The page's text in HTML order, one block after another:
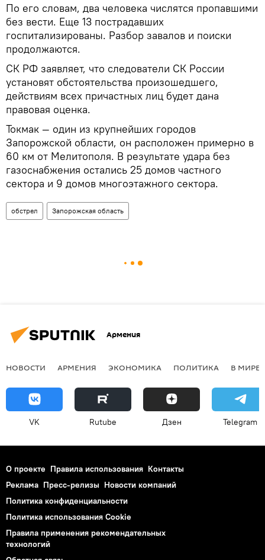
По его словам, два человека числятся пропавшими
без вести. Еще 13 пострадавших
госпитализированы. Разбор завалов и поиски
продолжаются.
СК РФ заявляет, что следователи СК России
установят обстоятельства произошедшего,
действиям всех причастных лиц будет дана
правовая оценка.
Токмак — один из крупнейших городов
Запорожской области, он расположен примерно в
60 км от Мелитополя. В результате удара без
газоснабжения остались 25 домов частного
сектора и 9 домов многоэтажного сектора.
обстрел Запорожская область
Армения
НОВОСТИ АРМЕНИЯ ЭКОНОМИКА ПОЛИТИКА В МИРЕ
VK Rutube Дзен Telegram
О проекте Правила использования Контакты
Реклама Пресс-релизы Новости компаний
Политика конфиденциальности
Политика использования Cookie
Правила применения рекомендательных
технологий